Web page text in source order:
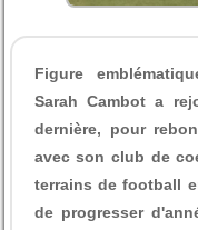
Figure
Sarah Cambot a
dernière, pour
avec son club de
terrains de football
de progresser